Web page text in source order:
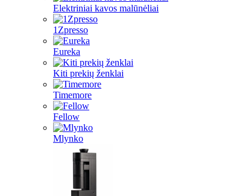
Elektriniai kavos malūnėliai
1Zpresso
Eureka
Kiti prekių ženklai
Timemore
Fellow
Mlynko